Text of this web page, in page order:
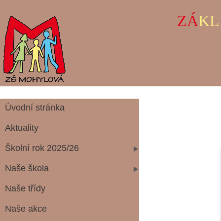
ZÁKL
Úvodní stránka
Aktuality
Školní rok 2025/26
Naše škola
Naše třídy
Naše akce